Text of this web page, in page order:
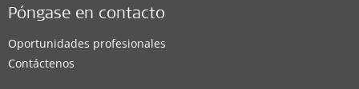
Póngase en contacto
Oportunidades profesionales
Contáctenos